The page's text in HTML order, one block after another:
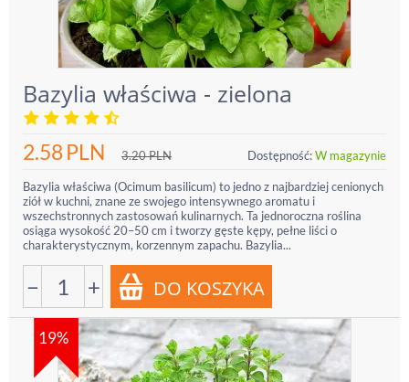
Bazylia właściwa - zielona
2.58PLN 3.20PLN Dostępność:W magazynie
Bazylia właściwa (Ocimum basilicum) to jedno z najbardziej cenionych
ziół w kuchni, znane ze swojego intensywnego aromatu i
wszechstronnych zastosowań kulinarnych. Ta jednoroczna roślina
osiąga wysokość 20–50 cm i tworzy gęste kępy, pełne liści o
charakterystycznym, korzennym zapachu. Bazylia...
− +
19%